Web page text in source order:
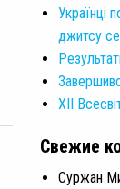
Українці
джитсу
XII
Свежие
Суржан